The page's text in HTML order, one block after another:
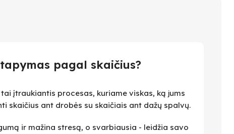
pagal skaičius?
įtraukiantis procesas, kuriame viskas, ką jums
skaičius ant drobės su skaičiais ant dažų spalvų.
ir mažina stresą, o svarbiausia - leidžia savo